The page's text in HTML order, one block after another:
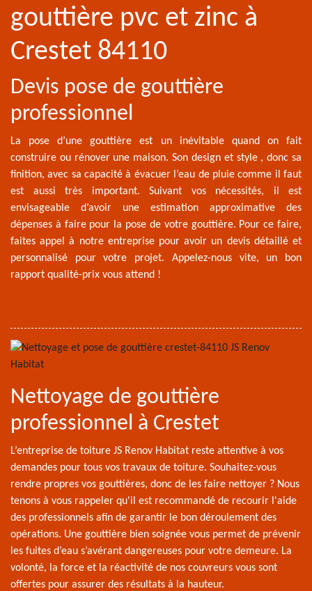
gouttière pvc et zinc à
Crestet 84110
Devis pose de gouttière
professionnel
La pose d’une gouttière est un inévitable quand on fait
construire ou rénover une maison. Son design et style , donc sa
finition, avec sa capacité à évacuer l’eau de pluie comme il faut
est aussi très important. Suivant vos nécessités, il est
envisageable d’avoir une estimation approximative des
dépenses à faire pour la pose de votre gouttière. Pour ce faire,
faites appel à notre entreprise pour avoir un devis détaillé et
personnalisé pour votre projet. Appelez-nous vite, un bon
rapport qualité-prix vous attend !
Nettoyage de gouttière
professionnel à Crestet
L’entreprise de toiture JS Renov Habitat reste attentive à vos
demandes pour tous vos travaux de toiture. Souhaitez-vous
rendre propres vos gouttières, donc de les faire nettoyer ? Nous
tenons à vous rappeler qu'il est recommandé de recourir l'aide
des professionnels afin de garantir le bon déroulement des
opérations. Une gouttière bien soignée vous permet de prévenir
les fuites d’eau s’avérant dangereuses pour votre demeure. La
volonté, la force et la réactivité de nos couvreurs vous sont
offertes pour assurer des résultats à la hauteur.